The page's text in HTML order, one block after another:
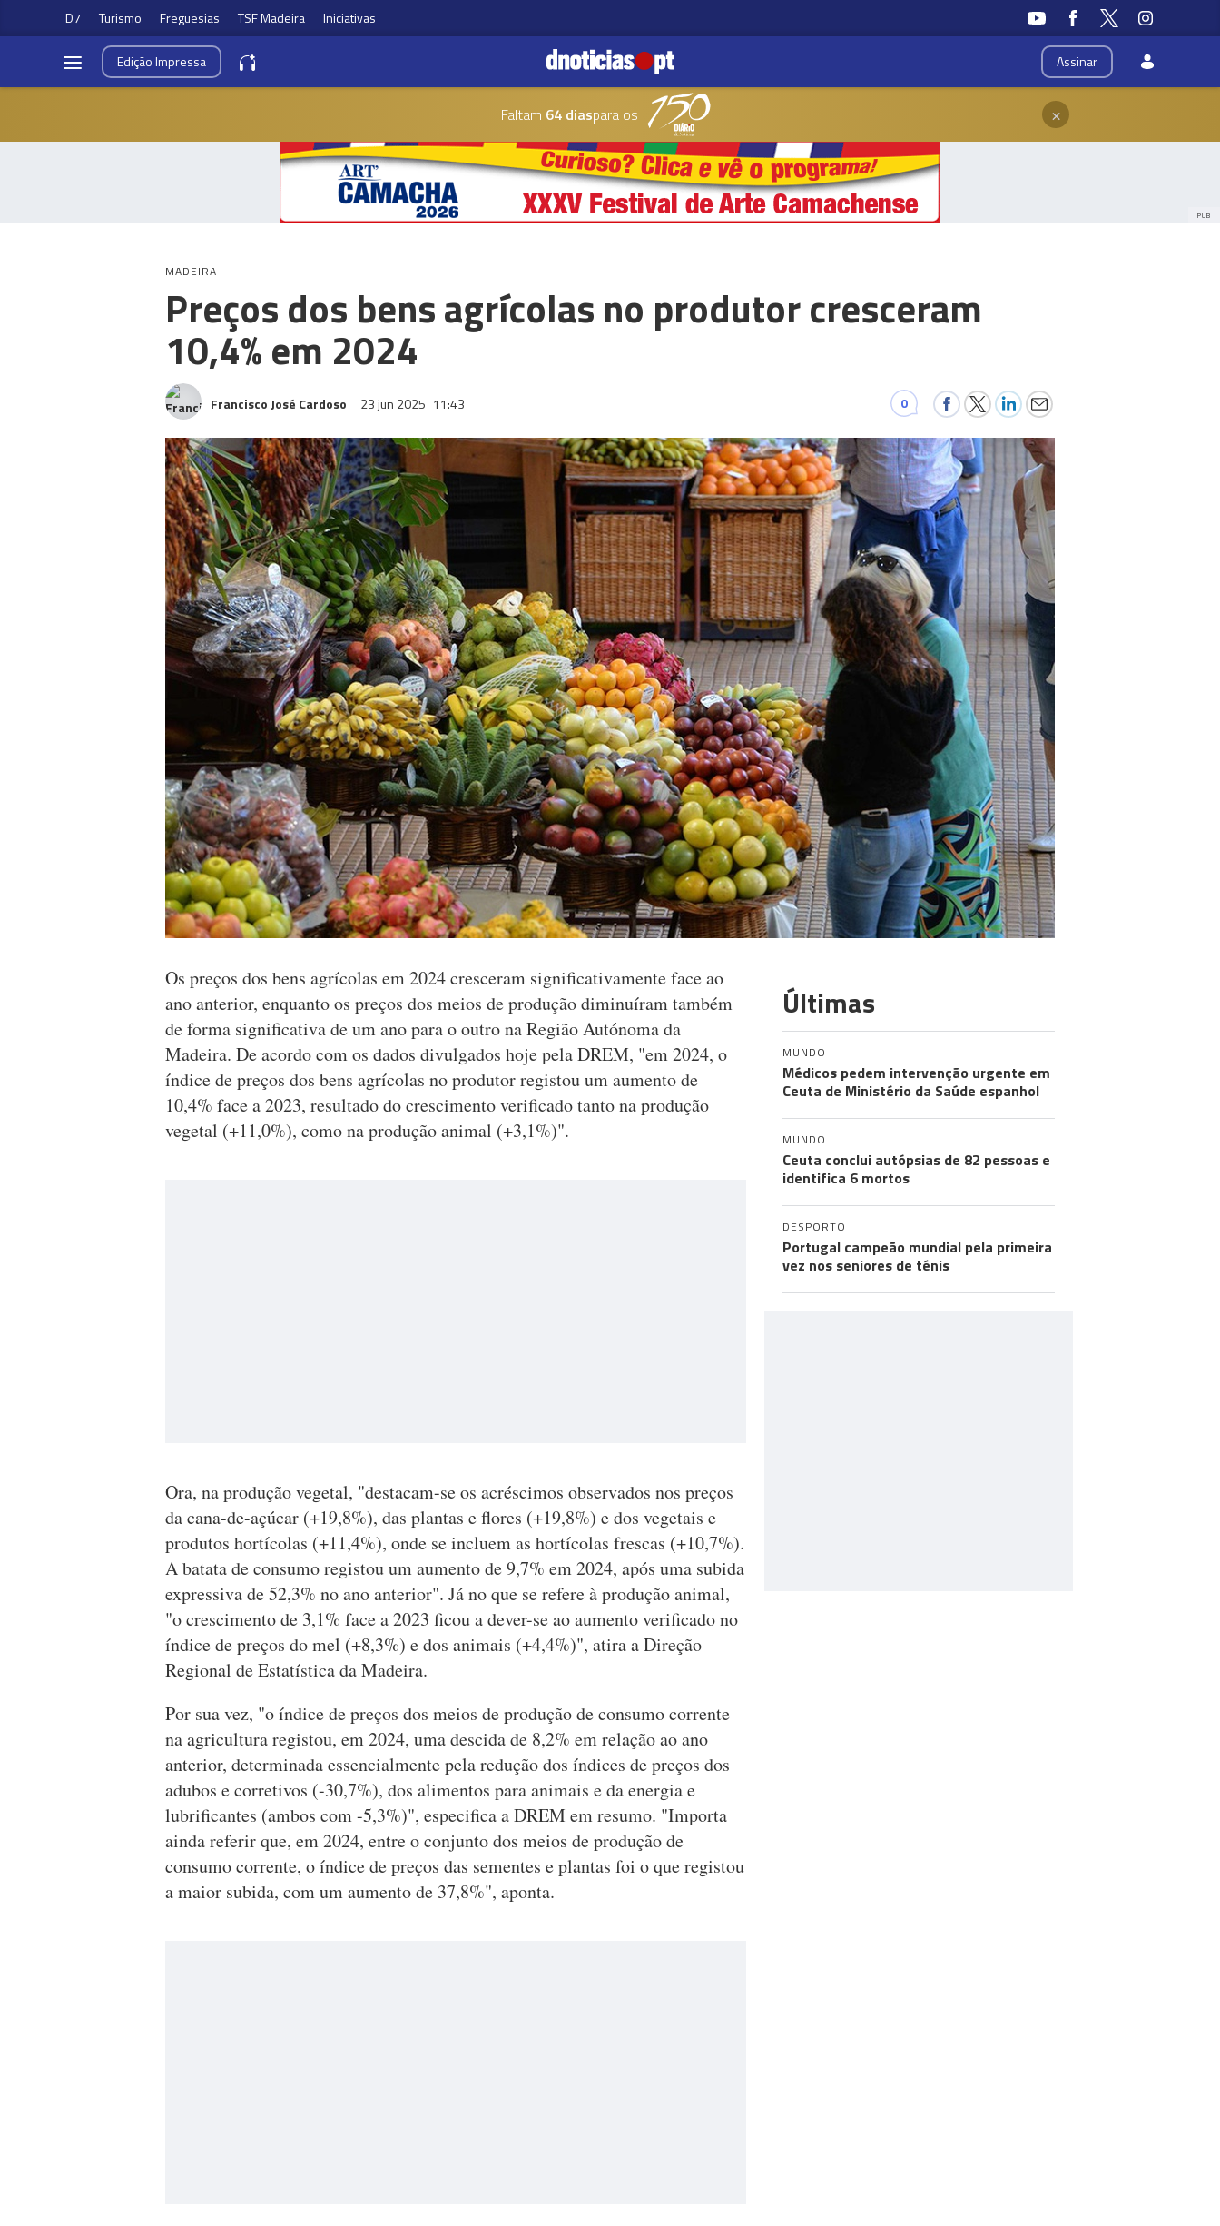
D7 Turismo Freguesias TSF Madeira Iniciativas
Assinar
EdiçãoImpressa
Faltam 64 diaspara os ×
PUB
MADEIRA
Preços dos bens agrícolas no produtor cresceram
10,4% em 2024
Francisco José Cardoso 23 jun 2025 11:43 0
Os preços dos bens agrícolas em 2024 cresceram significativamente face ao
ano anterior, enquanto os preços dos meios de produção diminuíram também
de forma significativa de um ano para o outro na Região Autónoma da
Madeira. De acordo com os dados divulgados hoje pela DREM, "em 2024, o
índice de preços dos bens agrícolas no produtor registou um aumento de
10,4% face a 2023, resultado do crescimento verificado tanto na produção
vegetal (+11,0%), como na produção animal (+3,1%)".
Ora, na produção vegetal, "destacam-se os acréscimos observados nos preços
da cana-de-açúcar (+19,8%), das plantas e flores (+19,8%) e dos vegetais e
produtos hortícolas (+11,4%), onde se incluem as hortícolas frescas (+10,7%).
A batata de consumo registou um aumento de 9,7% em 2024, após uma subida
expressiva de 52,3% no ano anterior". Já no que se refere à produção animal,
"o crescimento de 3,1% face a 2023 ficou a dever-se ao aumento verificado no
índice de preços do mel (+8,3%) e dos animais (+4,4%)", atira a Direção
Regional de Estatística da Madeira.
Por sua vez, "o índice de preços dos meios de produção de consumo corrente
na agricultura registou, em 2024, uma descida de 8,2% em relação ao ano
anterior, determinada essencialmente pela redução dos índices de preços dos
adubos e corretivos (-30,7%), dos alimentos para animais e da energia e
lubrificantes (ambos com -5,3%)", especifica a DREM em resumo. "Importa
ainda referir que, em 2024, entre o conjunto dos meios de produção de
consumo corrente, o índice de preços das sementes e plantas foi o que registou
a maior subida, com um aumento de 37,8%", aponta.
Últimas
MUNDO
Médicos pedem intervenção urgente em
Ceuta de Ministério da Saúde espanhol
MUNDO
Ceuta conclui autópsias de 82 pessoas e
identifica 6 mortos
DESPORTO
Portugal campeão mundial pela primeira
vez nos seniores de ténis